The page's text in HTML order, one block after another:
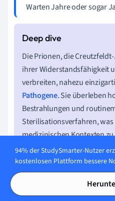
Warten Jahre oder sogar
Die Prionen, die
ihrer Widerstandsfähigkeit
verbreiten, nahezu
Pathogene. Sie überleben
Bestrahlungen und
Sterilisationsverfahren,
medizinischen Kontexten
machen kann.
Creutzfeldt-Jakob-
Wichtigste
94% der StudySmarter-Nutzer
kostenlosen Plattform bessere